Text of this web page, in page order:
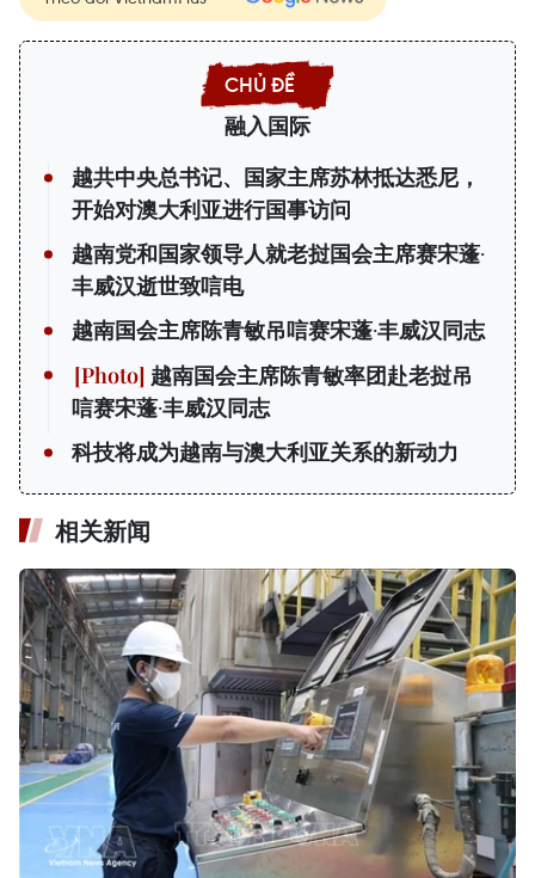
融入国际
越共中央总书记、国家主席苏林抵达悉尼，
开始对澳大利亚进行国事访问
越南党和国家领导人就老挝国会主席赛宋蓬·
丰威汉逝世致唁电
越南国会主席陈青敏吊唁赛宋蓬·丰威汉同志
越南国会主席陈青敏率团赴老挝吊
唁赛宋蓬·丰威汉同志
科技将成为越南与澳大利亚关系的新动力
相关新闻